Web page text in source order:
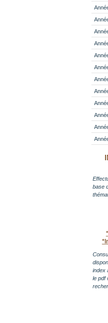
base
index
le pdf